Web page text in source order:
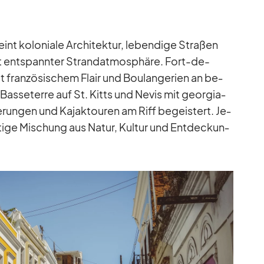
ko­lo­niale Ar­chi­tek­tur, le­ben­dige Stra­ßen
ent­spann­ter Strand­at­mo­sphäre. Fort-de-
fran­zö­si­schem Flair und Bou­lan­ge­rien an be­
auf St. Kitts und Ne­vis mit geor­gia­
und Ka­jak­tou­ren am Riff be­geis­tert. Je­
Mi­schung aus Na­tur, Kul­tur und Ent­de­ckun­